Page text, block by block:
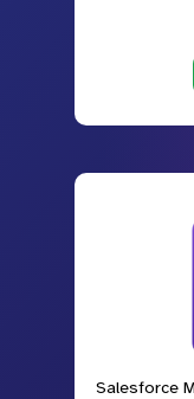
Salesforce